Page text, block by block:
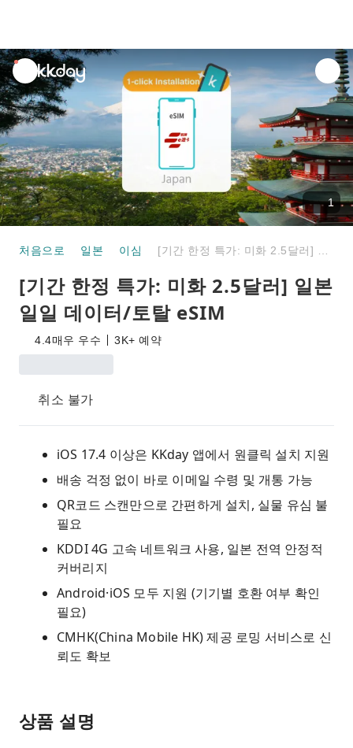
unread
notifications
1
처음으로 일본 이심
[기간 한정 특가: 미화 2.5달러] 일본
일일 데이터/토탈 eSIM
4.4매우 우수 3K+ 예약
취소 불가
iOS 17.4 이상은 KKday 앱에서 원클릭 설치 지원
배송 걱정 없이 바로 이메일 수령 및 개통 가능
QR코드 스캔만으로 간편하게 설치, 실물 유심 불
필요
KDDI 4G 고속 네트워크 사용, 일본 전역 안정적
커버리지
Android·iOS 모두 지원 (기기별 호환 여부 확인
필요)
CMHK(China Mobile HK) 제공 로밍 서비스로 신
뢰도 확보
상품 설명